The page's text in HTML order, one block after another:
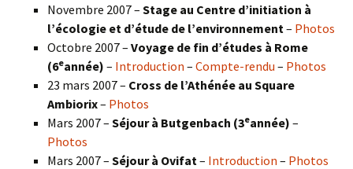
Novembre 2007 – Stage au Centre d’initiation à
l’écologie et d’étude de l’environnement – Photos
Octobre 2007 – Voyage de fin d’études à Rome
(6eannée) – Introduction – Compte-rendu – Photos
23 mars 2007 – Cross de l’Athénée au Square
Ambiorix– Photos
Mars 2007 – Séjour à Butgenbach (3eannée) –
Photos
Mars 2007 – Séjour à Ovifat – Introduction – Photos